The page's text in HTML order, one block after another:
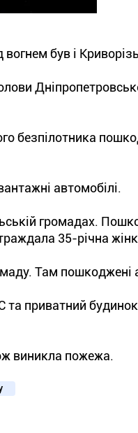
вогнем був і
безпілотника
автомобілі.
громадах.
35-річна
Там пошкоджені
та приватний
виникла пожежа.